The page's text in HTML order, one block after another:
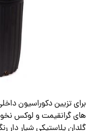
برای تزیین دکوراسیون
های گرانقیمت و لوکس
گلدان پلاستیکی شیار دار